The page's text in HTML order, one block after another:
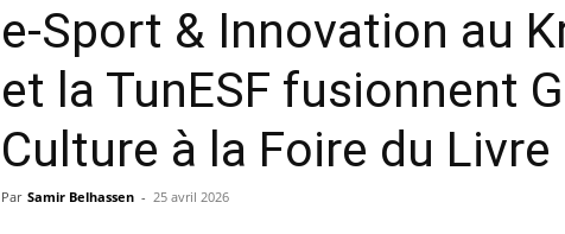
e-Sport & Innovation au
et la TunESF fusionnent
Culture à la Foire du Livre
Par Samir Belhassen - 25 avril 2026